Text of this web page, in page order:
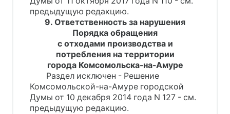
предыдущую редакцию.
9. Ответственность за нарушения
Порядка обращения
с отходами производства и
потребления на территории
города Комсомольска-на-Амуре
Раздел исключен - Решение
Комсомольской-на-Амуре городской
Думы от 10 декабря 2014 года N 127 - см.
предыдущую редакцию.